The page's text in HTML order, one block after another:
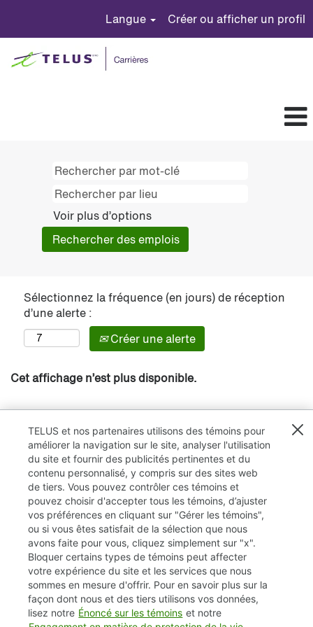
Langue Créer ou afficher un profil
Voir plus d’options
Sélectionnez la fréquence (en jours) de réception
d’une alerte :
Créer une alerte
Cet affichage n’est plus disponible.
TELUS.com
Vie privée / Cookies (témoins)
Accessibilité
TELUS et nos partenaires utilisons des témoins pour
améliorer la navigation sur le site, analyser l'utilisation
du site et fournir des publicités pertinentes et du
contenu personnalisé, y compris sur des sites web
de tiers. Vous pouvez contrôler ces témoins et
pouvez choisir d'accepter tous les témoins, d’ajuster
vos préférences en cliquant sur "Gérer les témoins",
ou si vous êtes satisfait de la sélection que nous
avons faite pour vous, cliquez simplement sur "x".
Bloquer certains types de témoins peut affecter
votre expérience du site et les services que nous
sommes en mesure d'offrir. Pour en savoir plus sur la
façon dont nous et des tiers utilisons vos données,
lisez notre Énoncé sur les témoins et notre